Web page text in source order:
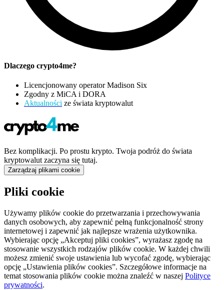
Dlaczego crypto4me?
Licencjonowany operator Madison Six
Zgodny z MiCA i DORA
Aktualności ze świata kryptowalut
Bez komplikacji. Po prostu krypto. Twoja podróż do świata
kryptowalut zaczyna się tutaj.
Zarządzaj plikami cookie
Pliki cookie
Używamy plików cookie do przetwarzania i przechowywania
danych osobowych, aby zapewnić pełną funkcjonalność strony
internetowej i zapewnić jak najlepsze wrażenia użytkownika.
Wybierając opcję „Akceptuj pliki cookies”, wyrażasz zgodę na
stosowanie wszystkich rodzajów plików cookie. W każdej chwili
możesz zmienić swoje ustawienia lub wycofać zgodę, wybierając
opcję „Ustawienia plików cookies”. Szczegółowe informacje na
temat stosowania plików cookie można znaleźć w naszej Polityce
prywatności.